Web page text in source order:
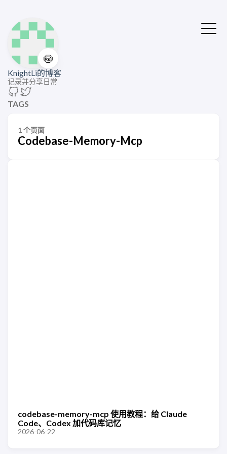
🍥
KnightLi的博客
记录并分享日常
TAGS
1 个页面
Codebase-Memory-Mcp
codebase-memory-mcp 使用教程：给 Claude
Code、Codex 加代码库记忆
2026-06-22